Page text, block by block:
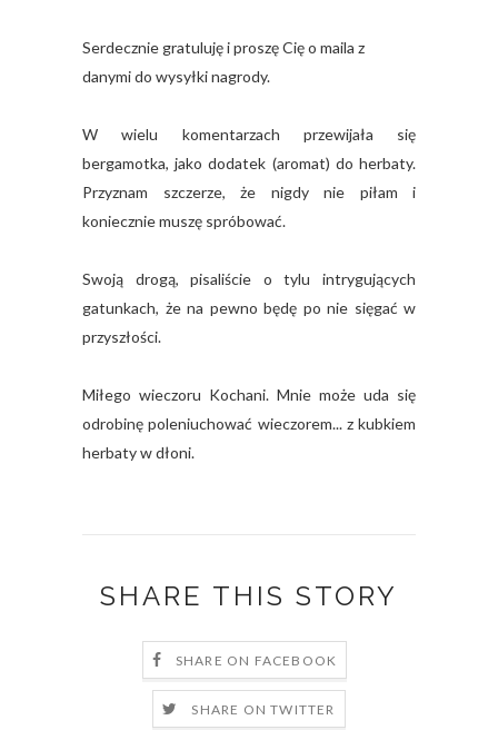
Serdecznie gratuluję i proszę Cię o maila z
danymi do wysyłki nagrody.
W wielu komentarzach przewijała się
bergamotka, jako dodatek (aromat) do herbaty.
Przyznam szczerze, że nigdy nie piłam i
koniecznie muszę spróbować.
Swoją drogą, pisaliście o tylu intrygujących
gatunkach, że na pewno będę po nie sięgać w
przyszłości.
Miłego wieczoru Kochani. Mnie może uda się
odrobinę poleniuchować wieczorem... z kubkiem
herbaty w dłoni.
SHARE THIS STORY
SHARE ON FACEBOOK
SHARE ON TWITTER